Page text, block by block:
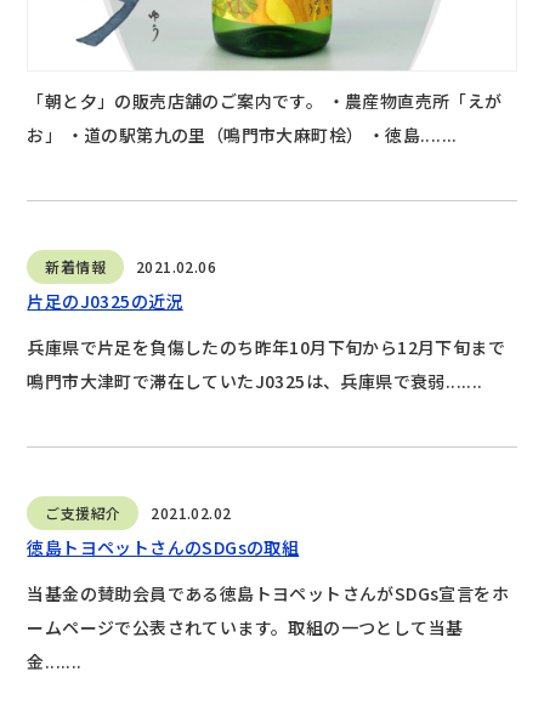
「朝と夕」の販売店舗のご案内です。 ・農産物直売所「えが
お」 ・道の駅第九の里（鳴門市大麻町桧） ・徳島.......
新着情報 2021.02.06
片足のJ0325の近況
兵庫県で片足を負傷したのち昨年10月下旬から12月下旬まで
鳴門市大津町で滞在していたJ0325は、兵庫県で衰弱.......
ご支援紹介 2021.02.02
徳島トヨペットさんのSDGsの取組
当基金の賛助会員である徳島トヨペットさんがSDGs宣言をホ
ームページで公表されています。取組の一つとして当基
金.......